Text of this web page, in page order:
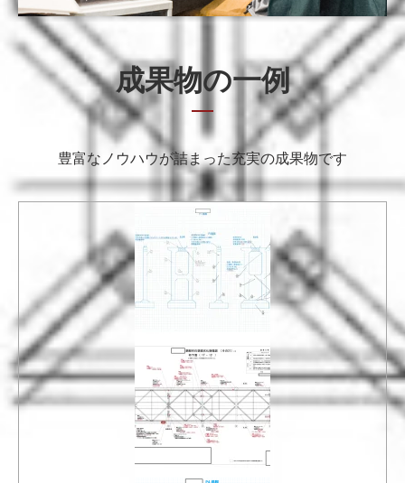
成果物の一例
豊富なノウハウが詰まった充実の成果物です